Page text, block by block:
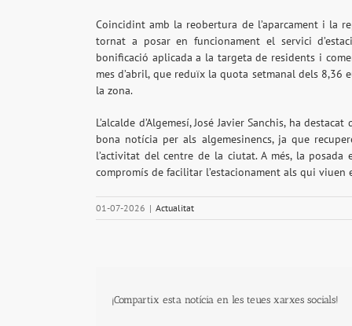
Coincidint amb la reobertura de l’aparcament i la
tornat a posar en funcionament el servici
bonificació aplicada a la targeta de residents i
mes d’abril, que reduïx la quota setmanal dels 8,36
la zona.
L’alcalde d’Algemesí, José Javier Sanchis, ha
bona notícia per als algemesinencs, ja que
l’activitat del centre de la ciutat. A més, la
compromís de facilitar l’estacionament als qui viuen
01-07-2026 | Actualitat
¡Compartix esta notícia en les teues xarxes socials!